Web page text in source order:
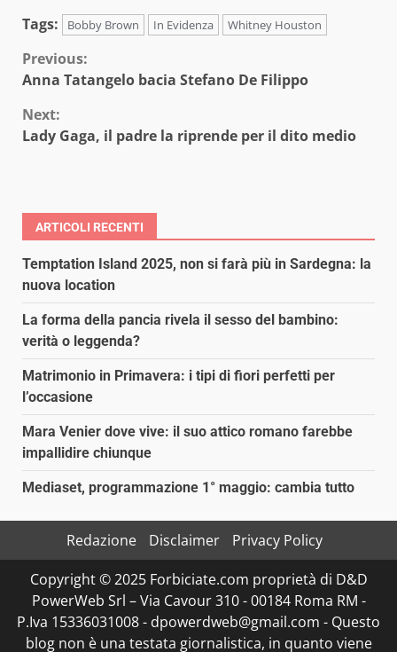
Tags:
Bobby Brown In Evidenza Whitney Houston
Continue
Reading
Previous:
Anna Tatangelo bacia Stefano De Filippo
Next:
Lady Gaga, il padre la riprende per il dito medio
ARTICOLI RECENTI
Temptation Island 2025, non si farà più in Sardegna: la
nuova location
La forma della pancia rivela il sesso del bambino:
verità o leggenda?
Matrimonio in Primavera: i tipi di fiori perfetti per
l’occasione
Mara Venier dove vive: il suo attico romano farebbe
impallidire chiunque
Mediaset, programmazione 1° maggio: cambia tutto
Redazione Disclaimer
Privacy Policy
Copyright © 2025 Forbiciate.com proprietà di D&D
PowerWeb Srl – Via Cavour 310 - 00184 Roma RM -
P.Iva 15336031008 - dpowerdweb@gmail.com - Questo
blog non è una testata giornalistica, in quanto viene